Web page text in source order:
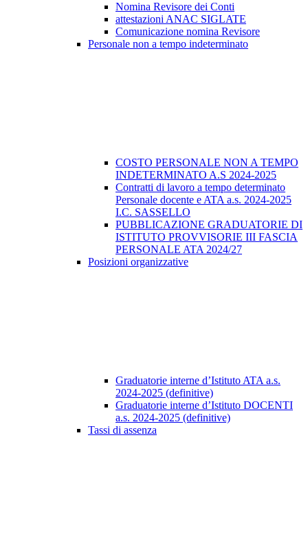
Nomina Revisore dei Conti
attestazioni ANAC SIGLATE
Comunicazione nomina Revisore
Personale non a tempo indeterminato
COSTO PERSONALE NON A TEMPO
INDETERMINATO A.S 2024-2025
Contratti di lavoro a tempo determinato
Personale docente e ATA a.s. 2024-2025
I.C. SASSELLO
PUBBLICAZIONE GRADUATORIE DI
ISTITUTO PROVVISORIE III FASCIA
PERSONALE ATA 2024/27
Posizioni organizzative
Graduatorie interne d’Istituto ATA a.s.
2024-2025 (definitive)
Graduatorie interne d’Istituto DOCENTI
a.s. 2024-2025 (definitive)
Tassi di assenza